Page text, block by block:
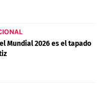
Mundial 2026 es el tapado